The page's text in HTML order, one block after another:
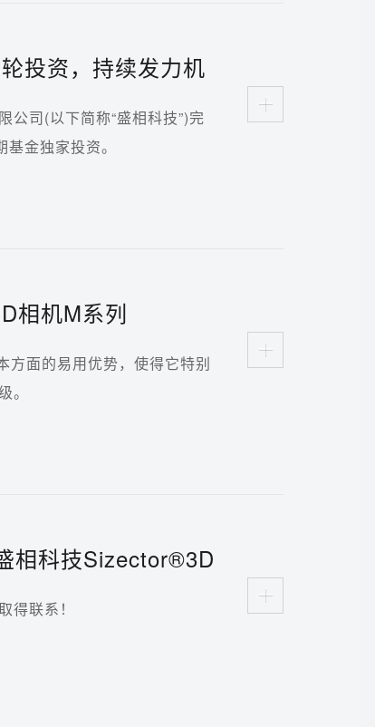
投资，持续发力机
公司(以下简称“盛相科技”)完
金独家投资。
相机M系列
方面的易用优势，使得它特别
。
相科技Sizector®3D
功举办
得联系！